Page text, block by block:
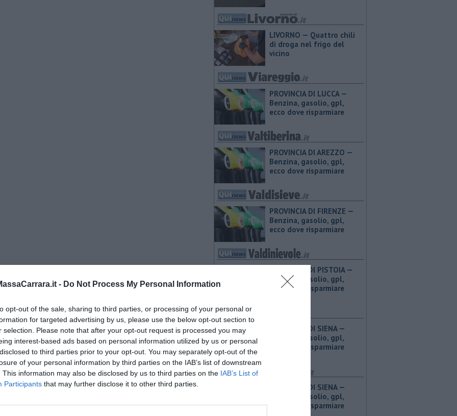
- Do Not Process My Personal Information
opt-out of the sale, sharing to third parties, or processing of your personal or
for targeted advertising by us, please use the below opt-out section to
selection. Please note that after your opt-out request is processed you may
interest-based ads based on personal information utilized by us or personal
to third parties prior to your opt-out. You may separately opt-out of the
of your personal information by third parties on the IAB’s list of downstream
This information may also be disclosed by us to third parties on the IAB’s List of
Participants that may further disclose it to other third parties.
LIVORNO — Quattro chili
di droga nel frigo del
vicino
PROVINCIA DI LUCCA — ​
Benzina, gasolio, gpl,
ecco dove risparmiare
PROVINCIA DI AREZZO — ​
Benzina, gasolio, gpl,
ecco dove risparmiare
PROVINCIA DI FIRENZE — ​
Benzina, gasolio, gpl,
ecco dove risparmiare
PROVINCIA DI PISTOIA — ​
Benzina, gasolio, gpl,
ecco dove risparmiare
PROVINCIA DI SIENA — ​
Benzina, gasolio, gpl,
ecco dove risparmiare
PROVINCIA DI SIENA — ​
Benzina, gasolio, gpl,
ecco dove risparmiare